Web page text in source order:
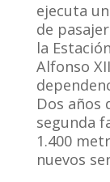
ejecuta
de
la
Alfonso
Dos años
segunda
1.400
nuevos